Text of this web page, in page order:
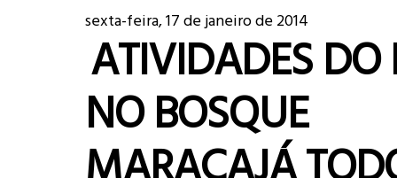
sexta-feira, 17 de janeiro de 2014
ATIVIDADES DO
NO BOSQUE
MARACAJÁ